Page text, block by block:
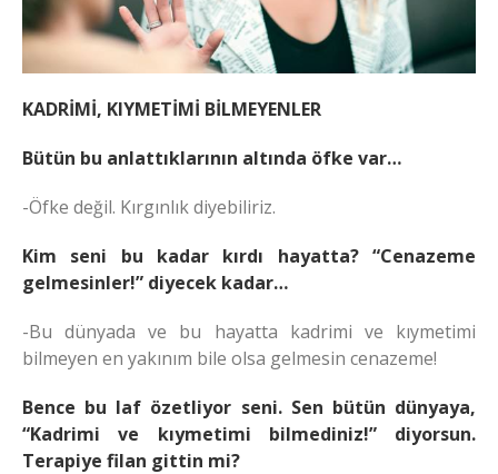
KADRİMİ, KIYMETİMİ BİLMEYENLER
Bütün bu anlattıklarının altında öfke var…
-Öfke değil. Kırgınlık diyebiliriz.
Kim seni bu kadar kırdı hayatta? “Cenazeme
gelmesinler!” diyecek kadar…
-Bu dünyada ve bu hayatta kadrimi ve kıymetimi
bilmeyen en yakınım bile olsa gelmesin cenazeme!
Bence bu laf özetliyor seni. Sen bütün dünyaya,
“Kadrimi ve kıymetimi bilmediniz!” diyorsun.
Terapiye filan gittin mi?